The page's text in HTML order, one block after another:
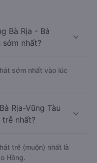
Bà Rịa - Bà
sớm nhất?
sớm nhất vào lúc
Rịa-Vũng Tàu
nhất?
trễ (muộn) nhất là
Hồng.